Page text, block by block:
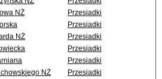
NŻ
Przesiadki
Przesiadki
NŻ
Przesiadki
Przesiadki
Przesiadki
NŻ
Przesiadki